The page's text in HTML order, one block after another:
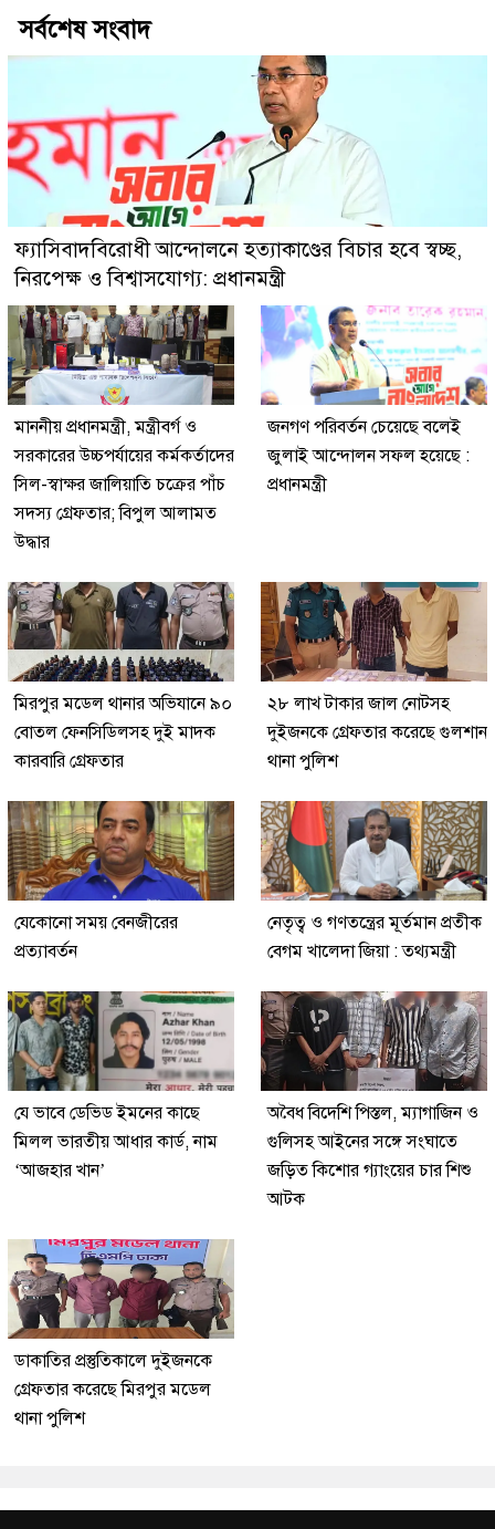
সর্বশেষ সংবাদ
ফ্যাসিবাদবিরোধী আন্দোলনে হত্যাকাণ্ডের বিচার হবে স্বচ্ছ,
নিরপেক্ষ ও বিশ্বাসযোগ্য: প্রধানমন্ত্রী
মাননীয় প্রধানমন্ত্রী, মন্ত্রীবর্গ ও
সরকারের উচ্চপর্যায়ের কর্মকর্তাদের
সিল-স্বাক্ষর জালিয়াতি চক্রের পাঁচ
সদস্য গ্রেফতার; বিপুল আলামত
উদ্ধার
জনগণ পরিবর্তন চেয়েছে বলেই
জুলাই আন্দোলন সফল হয়েছে :
প্রধানমন্ত্রী
মিরপুর মডেল থানার অভিযানে ৯০
বোতল ফেনসিডিলসহ দুই মাদক
কারবারি গ্রেফতার
২৮ লাখ টাকার জাল নোটসহ
দুইজনকে গ্রেফতার করেছে গুলশান
থানা পুলিশ
যেকোনো সময় বেনজীরের
প্রত্যাবর্তন
নেতৃত্ব ও গণতন্ত্রের মূর্তমান প্রতীক
বেগম খালেদা জিয়া : তথ্যমন্ত্রী
যে ভাবে ডেভিড ইমনের কাছে
মিলল ভারতীয় আধার কার্ড, নাম
‘আজহার খান’
অবৈধ বিদেশি পিস্তল, ম্যাগাজিন ও
গুলিসহ আইনের সঙ্গে সংঘাতে
জড়িত কিশোর গ্যাংয়ের চার শিশু
আটক
ডাকাতির প্রস্তুতিকালে দুইজনকে
গ্রেফতার করেছে মিরপুর মডেল
থানা পুলিশ